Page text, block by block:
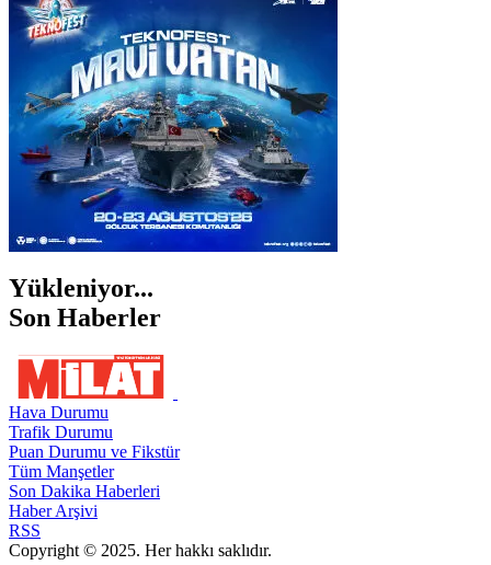
İZMİR
ŞANLIURFA
ŞIRNAK
Yükleniyor...
Son Haberler
Hava Durumu
Trafik Durumu
Puan Durumu ve Fikstür
Tüm Manşetler
Son Dakika Haberleri
Haber Arşivi
RSS
Copyright © 2025. Her hakkı saklıdır.